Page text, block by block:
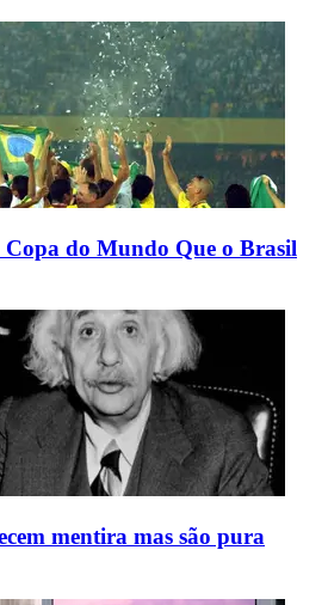
Copa do Mundo Que o Brasil
mentira mas são pura